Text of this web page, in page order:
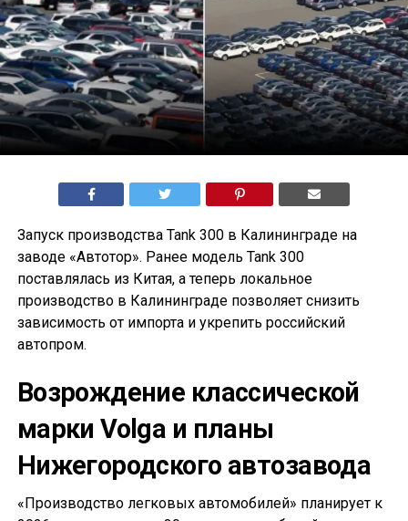
Запуск производства Tank 300 в Калининграде на
заводе «Автотор». Ранее модель Tank 300
поставлялась из Китая, а теперь локальное
производство в Калининграде позволяет снизить
зависимость от импорта и укрепить российский
автопром.
Возрождение классической
марки Volga и планы
Нижегородского автозавода
«Производство легковых автомобилей» планирует к